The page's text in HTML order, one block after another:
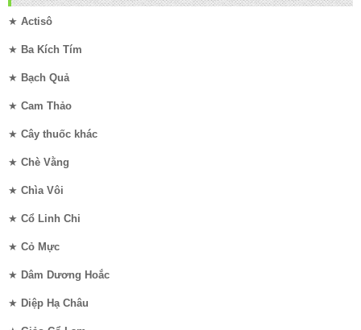
★ Actisô
★ Ba Kích Tím
★ Bạch Quả
★ Cam Thảo
★ Cây thuốc khác
★ Chè Vằng
★ Chìa Vôi
★ Cổ Linh Chi
★ Cỏ Mực
★ Dâm Dương Hoắc
★ Diệp Hạ Châu